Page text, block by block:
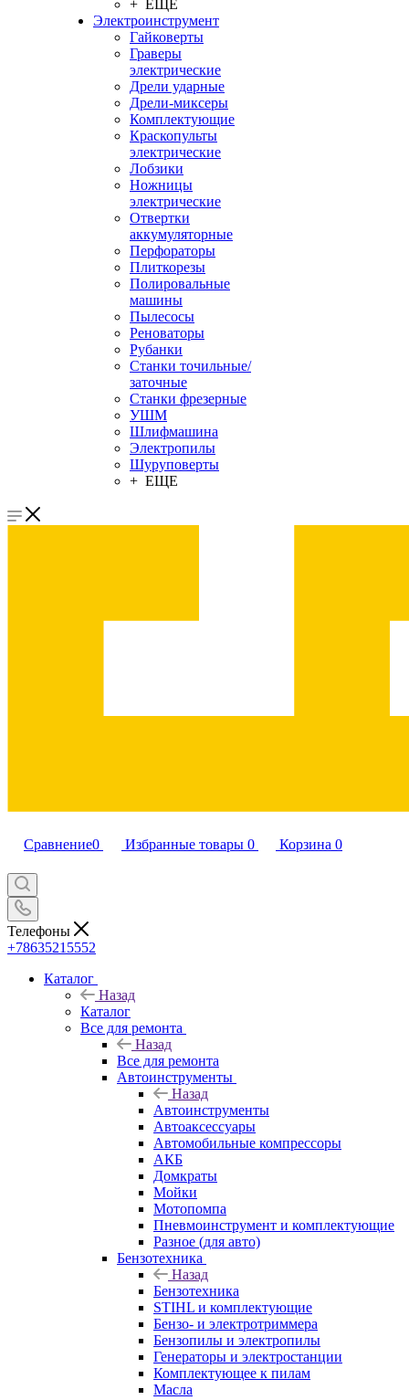
+ ЕЩЕ
Электроинструмент
Гайковерты
Граверы
электрические
Дрели ударные
Дрели-миксеры
Комплектующие
Краскопульты
электрические
Лобзики
Ножницы
электрические
Отвертки
аккумуляторные
Перфораторы
Плиткорезы
Полировальные
машины
Пылесосы
Реноваторы
Рубанки
Станки точильные/
заточные
Станки фрезерные
УШМ
Шлифмашина
Электропилы
Шуруповерты
+ ЕЩЕ
Сравнение0 Избранные товары 0 Корзина 0
Телефоны
+78635215552
Каталог
Назад
Каталог
Все для ремонта
Назад
Все для ремонта
Автоинструменты
Назад
Автоинструменты
Автоаксессуары
Автомобильные компрессоры
АКБ
Домкраты
Мойки
Мотопомпа
Пневмоинструмент и комплектующие
Разное (для авто)
Бензотехника
Назад
Бензотехника
STIHL и комплектующие
Бензо- и электротриммера
Бензопилы и электропилы
Генераторы и электростанции
Комплектующее к пилам
Масла